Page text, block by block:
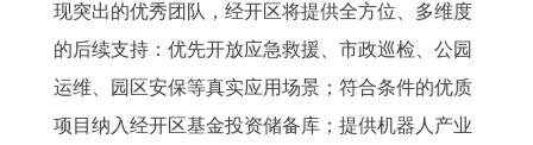
现突出的优秀团队，经开区将提供全方位、多维度
的后续支持：优先开放应急救援、市政巡检、公园
运维、园区安保等真实应用场景；符合条件的优质
项目纳入经开区基金投资储备库；提供机器人产业